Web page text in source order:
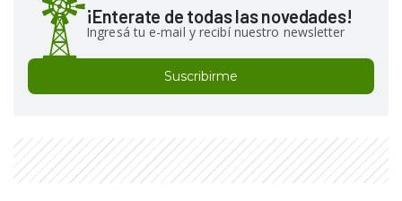
¡Enterate de todas las novedades!
Ingresá tu e-mail y recibí nuestro newsletter
Suscribirme